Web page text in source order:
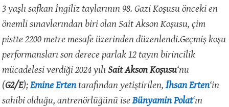
3 yaşlı safkan İngiliz taylarının 98. Gazi Koşusu önceki en
önemli sınavlarından biri olan Sait Akson Koşusu, çim
pistte 2200 metre mesafe üzerinden düzenlendi.Geçmiş koşu
performansları son derece parlak 12 tayın birincilik
mücadelesi verdiği 2024 yılıSait Akson Koşusu‘nu
(G2/E);Emine Ertentarafından yetiştirilen,İhsan Erten‘in
sahibi olduğu, antrenörlüğünü iseBünyamin Polat‘ın